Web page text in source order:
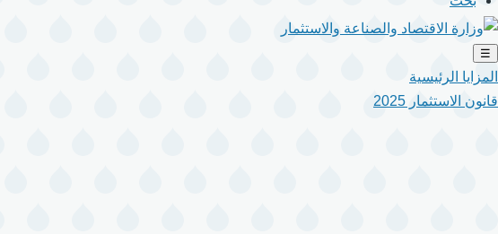
☰
المزايا الرئيسية
قانون الاستثمار 2025